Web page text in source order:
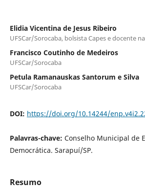
Elidia Vicentina de Jesus Ribeiro
UFSCar/Sorocaba, bolsista Capes e docente
Francisco Coutinho de Medeiros
UFSCar/Sorocaba
Petula Ramanauskas Santorum e Silva
UFSCar/Sorocaba
DOI: https://doi.org/10.14244/
Palavras-chave: Conselho Municipal de
Democrática. Sarapuí/SP.
Resumo